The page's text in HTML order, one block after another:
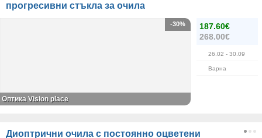
прогресивни стъкла за очила
187.60€
268.00€
26.02 - 30.09
Варна
-30%
Оптика Vision place
Диоптрични очила с постоянно оцветени